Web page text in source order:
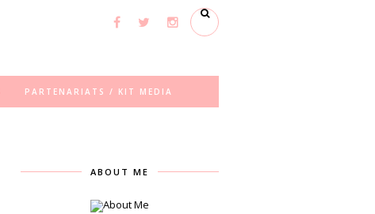
PARTENARIATS / KIT MEDIA
ABOUT ME